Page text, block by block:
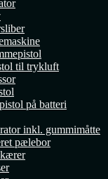
til trykluft
på batteri
inkl. gummimåtte
pælebor